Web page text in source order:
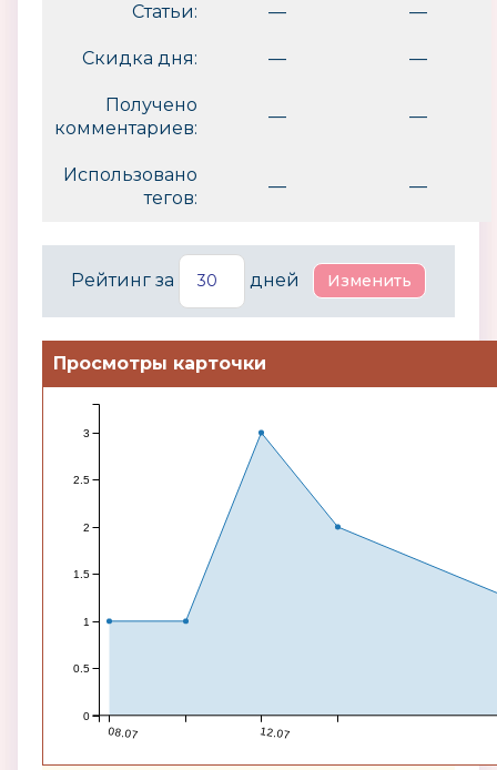
Статьи: — —
Скидка дня: — —
Получено
комментариев:
— —
Использовано
тегов:
— —
Рейтинг за дней
Просмотры карточки
08.07 12.07
0
0.5
1
1.5
2
2.5
3